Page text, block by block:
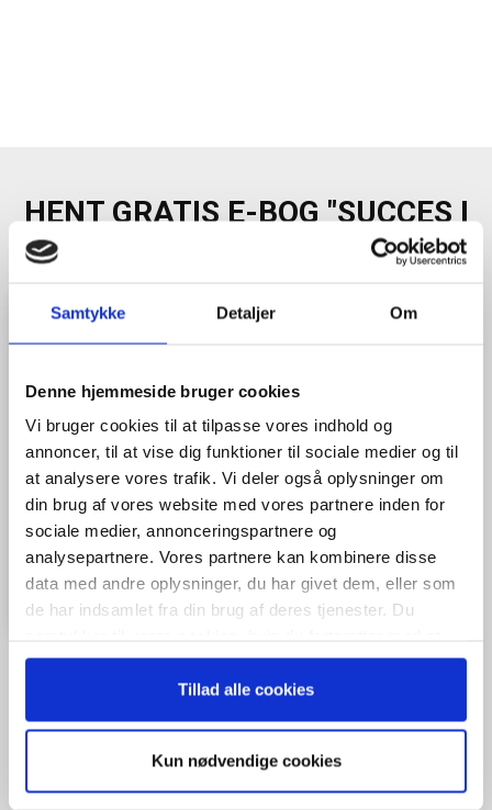
Samtykke Detaljer Om
Denne hjemmeside bruger cookies
Vi bruger cookies til at tilpasse vores indhold og
annoncer, til at vise dig funktioner til sociale medier og til
at analysere vores trafik. Vi deler også oplysninger om
din brug af vores website med vores partnere inden for
sociale medier, annonceringspartnere og
analysepartnere. Vores partnere kan kombinere disse
data med andre oplysninger, du har givet dem, eller som
de har indsamlet fra din brug af deres tjenester. Du
anvende vores hjemmeside.
Tillad alle cookies
Kun nødvendige cookies
HENT GRATIS E-BOG "SUCCES I
EN DANSK BESTYRELSE"
Når du trykker "modtag bogen" bliver du tilmeldt Bestyrelsesguidens
Tilmeld